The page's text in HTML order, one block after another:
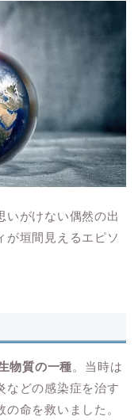
いがけない偶然の出
が垣間見えるエピソ
物質の一種。当時は
などの感染症を治す
命を救いました。